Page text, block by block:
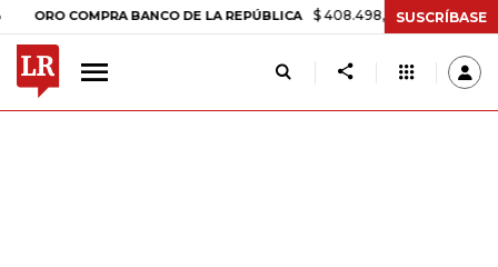
COMPRA BANCO DE LA REPÚBLICA $ 408.498,97 +$ 8.753,81 +2,19%
SUSCRÍBASE